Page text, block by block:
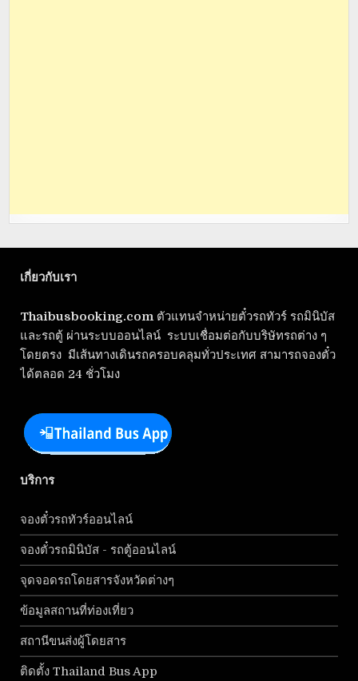
เกี่ยวกับเรา
Thaibusbooking.com ตัวแทนจำหน่ายตั๋วรถทัวร์ รถมินิบัส
และรถตู้ ผ่านระบบออนไลน์ ระบบเชื่อมต่อกับบริษัทรถต่าง ๆ
โดยตรง มีเส้นทางเดินรถครอบคลุมทั่วประเทศ สามารถจองตั๋ว
ได้ตลอด 24 ชั่วโมง
บริการ
จองตั๋วรถทัวร์ออนไลน์
จองตั๋วรถมินิบัส - รถตู้ออนไลน์
จุดจอดรถโดยสารจังหวัดต่างๆ
ข้อมูลสถานที่ท่องเที่ยว
สถานีขนส่งผู้โดยสาร
ติดตั้ง Thailand Bus App